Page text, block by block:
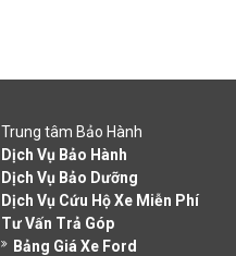
Trung tâm Bảo Hành
Dịch Vụ Bảo Hành
Dịch Vụ Bảo Dưỡng
Dịch Vụ Cứu Hộ Xe Miễn Phí
Tư Vấn Trả Góp
Bảng Giá Xe Ford